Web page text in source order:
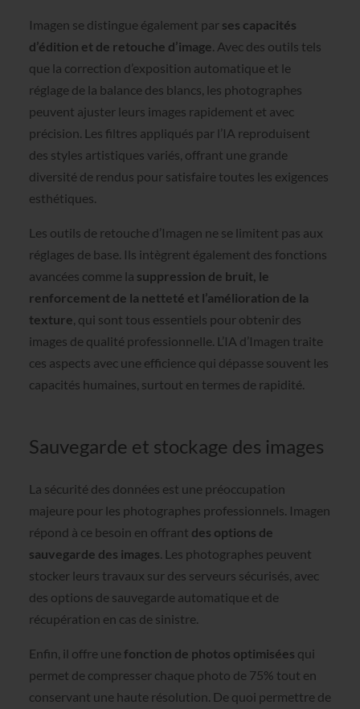
Imagen se distingue également par ses capacités
d’édition et de retouche d’image. Avec des outils tels
que la correction d’exposition automatique et le
réglage de la balance des blancs, les photographes
peuvent ajuster leurs images rapidement et avec
précision. Les filtres appliqués par l’IA reproduisent
des styles artistiques variés, offrant une grande
diversité de rendus pour satisfaire toutes les exigences
esthétiques.
Les outils de retouche d’Imagen ne se limitent pas aux
réglages de base. Ils intègrent également des fonctions
avancées comme la suppression de bruit, le
renforcement de la netteté et l’amélioration de la
texture, qui sont tous essentiels pour obtenir des
images de qualité professionnelle. L’IA d’Imagen traite
ces aspects avec une efficience qui dépasse souvent les
capacités humaines, surtout en termes de rapidité.
Sauvegarde et stockage des images
La sécurité des données est une préoccupation
majeure pour les photographes professionnels. Imagen
répond à ce besoin en offrant des options de
sauvegarde des images. Les photographes peuvent
stocker leurs travaux sur des serveurs sécurisés, avec
des options de sauvegarde automatique et de
récupération en cas de sinistre.
Enfin, il offre unefonction de photos optimisées qui
permet de compresser chaque photo de 75% tout en
conservant une haute résolution. De quoi permettre de